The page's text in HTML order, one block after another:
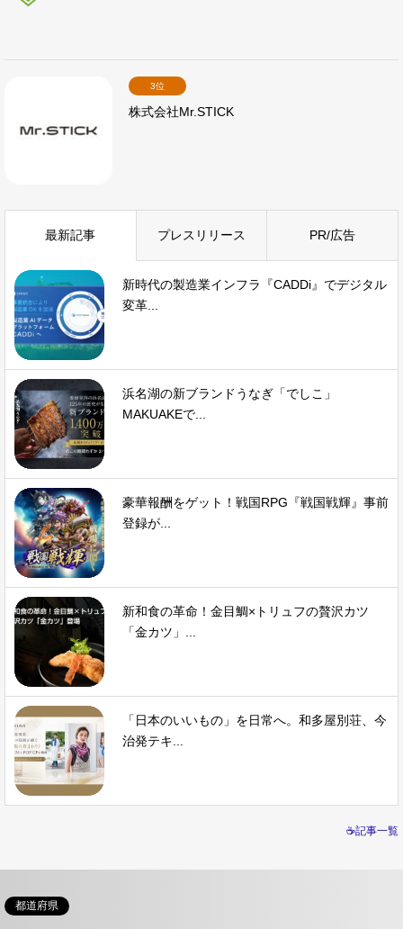
3位
株式会社Mr.STICK
最新記事 プレスリリース PR/広告
新時代の製造業インフラ『CADDi』でデジタル
変革...
浜名湖の新ブランドうなぎ「でしこ」
MAKUAKEで...
豪華報酬をゲット！戦国RPG『戦国戦輝』事前
登録が...
新和食の革命！金目鯛×トリュフの贅沢カツ
「金カツ」...
「日本のいいもの」を日常へ。和多屋別荘、今
治発テキ...
☕記事一覧
都道府県